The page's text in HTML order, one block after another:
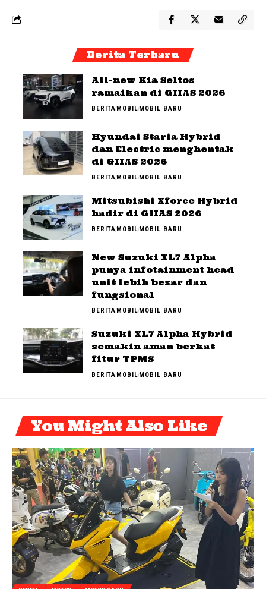
Berita Terbaru
All-new Kia Seltos
ramaikan di GIIAS 2026
BERITAMOBIL MOBIL BARU
Hyundai Staria Hybrid
dan Electric menghentak
di GIIAS 2026
BERITAMOBIL MOBIL BARU
Mitsubishi Xforce Hybrid
hadir di GIIAS 2026
BERITAMOBIL MOBIL BARU
New Suzuki XL7 Alpha
punya infotainment head
unit lebih besar dan
fungsional
BERITAMOBIL MOBIL BARU
Suzuki XL7 Alpha Hybrid
semakin aman berkat
fitur TPMS
BERITAMOBIL MOBIL BARU
You Might Also Like